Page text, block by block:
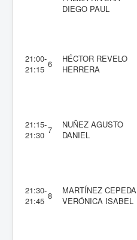
DIEGO PAUL
21:00-
21:15 6
HÉCTOR REVELO
HERRERA
21:15-
21:30 7
NUÑEZ AGUSTO
DANIEL
21:30-
21:45 8
MARTÍNEZ CEPEDA
VERÓNICA ISABEL